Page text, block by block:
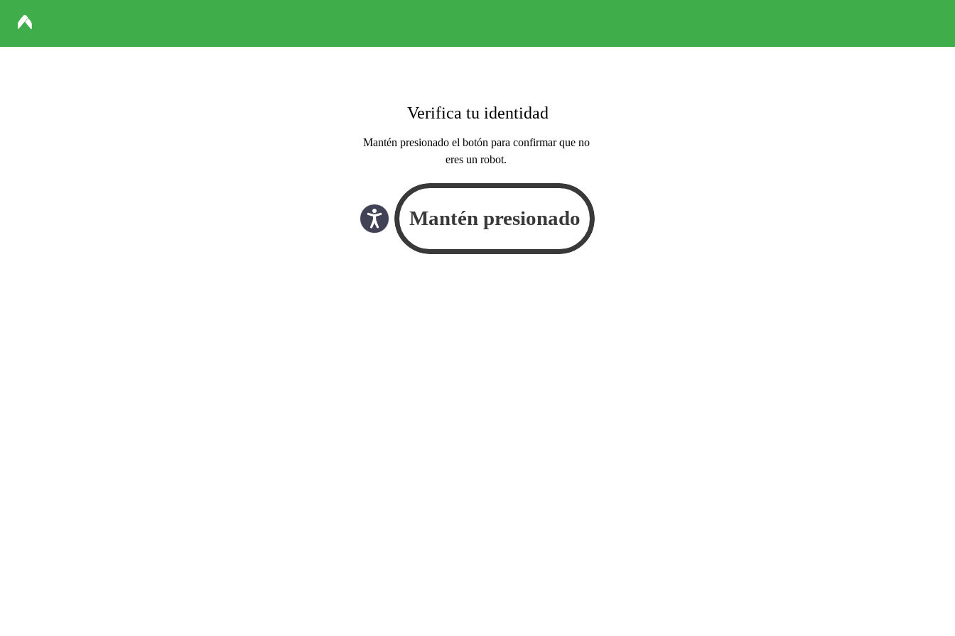
Verifica tu identidad
Mantén presionado el botón para confirmar que no
eres un robot.